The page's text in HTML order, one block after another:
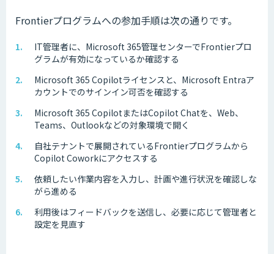
Frontierプログラムへの参加手順は次の通りです。
IT管理者に、Microsoft 365管理センターでFrontierプロ
グラムが有効になっているか確認する
Microsoft 365 Copilotライセンスと、Microsoft Entraア
カウントでのサインイン可否を確認する
Microsoft 365 CopilotまたはCopilot Chatを、Web、
Teams、Outlookなどの対象環境で開く
自社テナントで展開されているFrontierプログラムから
Copilot Coworkにアクセスする
依頼したい作業内容を入力し、計画や進行状況を確認しな
がら進める
利用後はフィードバックを送信し、必要に応じて管理者と
設定を見直す